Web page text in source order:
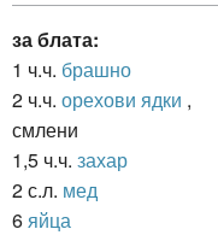
за блата:
1 ч.ч. брашно
2 ч.ч. орехови ядки ,
смлени
1,5 ч.ч. захар
2 с.л. мед
6 яйца